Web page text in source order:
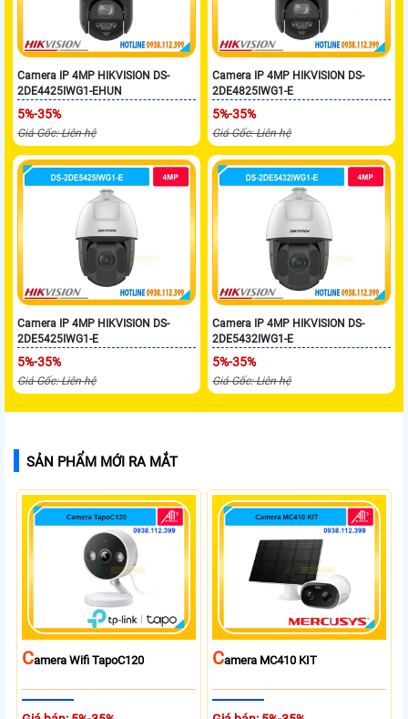
Camera IP 4MP HIKVISION DS-
2DE4425IWG1-EHUN
5%-35%
Giá Gốc: Liên hệ
Camera IP 4MP HIKVISION DS-
2DE4825IWG1-E
5%-35%
Giá Gốc: Liên hệ
Camera IP 4MP HIKVISION DS-
2DE5425IWG1-E
5%-35%
Giá Gốc: Liên hệ
Camera IP 4MP HIKVISION DS-
2DE5432IWG1-E
5%-35%
Giá Gốc: Liên hệ
SẢN PHẨM MỚI RA MẮT
CAmera Wifi TapoC120 CAmera MC410 KIT